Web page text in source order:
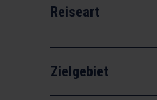
Reiseart
Zielgebiet